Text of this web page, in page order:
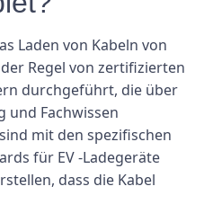
Laden von Kabeln von
Regel von zertifizierten
durchgeführt, die über
und Fachwissen
mit den spezifischen
für EV -Ladegeräte
dass die Kabel